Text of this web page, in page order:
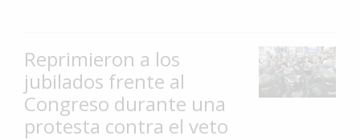
La
Ciudad
Deportes
Reprimieron a los
jubilados frente al
Congreso durante una
protesta contra el veto